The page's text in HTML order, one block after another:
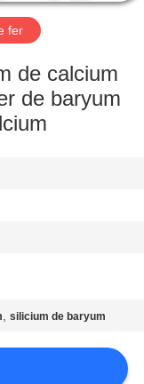
fer
de calcium
de baryum
,silicium de baryum